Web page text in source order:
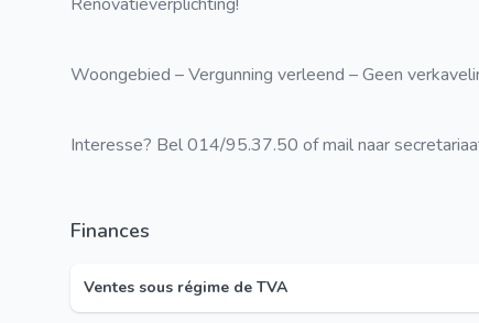
Woongebied – Vergunning verleend – Geen
Interesse? Bel 014/95.37.50 of mail naar
Finances
Ventes sous régime de TVA